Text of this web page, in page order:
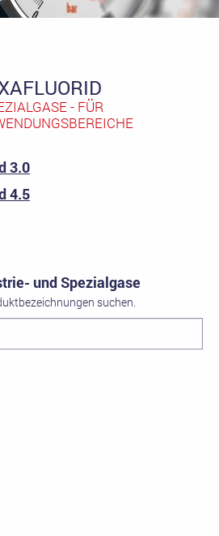
- FÜR
3.0
4.5
und Spezialgase
suchen.